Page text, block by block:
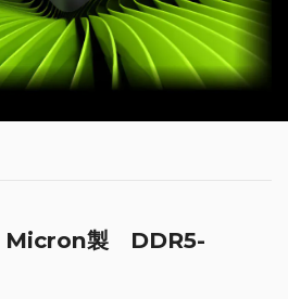
Micron製 DDR5-